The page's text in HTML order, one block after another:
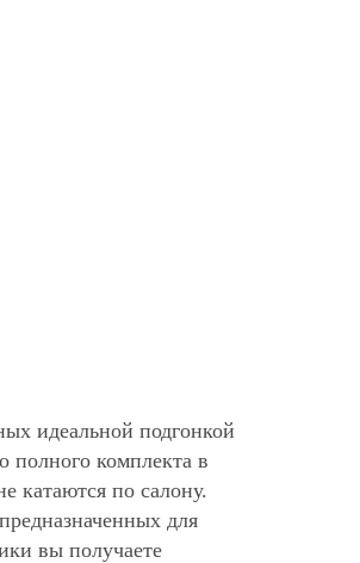
идеальной подгонкой
комплекта в
катаются по салону.
для
вы получаете